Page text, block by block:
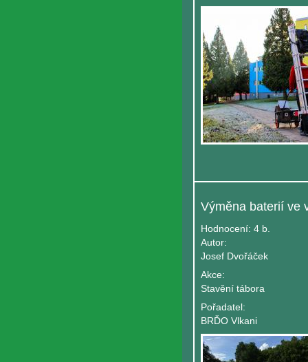
Hodnocení: 4 b.
Autor:
Josef Dvořáček
Akce:
Stavění tábora
Pořadatel:
BRĎO Vlkani